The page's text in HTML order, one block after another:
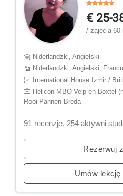
€ 25-
/ zajęcia 60
Niderlandzki, Angielski
Niderlandzki, Angielski,
International House Izmir /
Helicon MBO Velp en Boxtel
Rooi Pannen Breda
91 recenzje, 254 aktywni
Rezerwuj
Umów lekcję